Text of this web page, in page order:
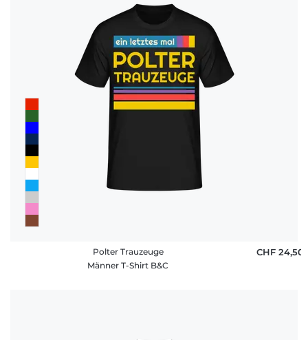
Polter Trauzeuge
Männer T-Shirt B&C
CHF 24,50